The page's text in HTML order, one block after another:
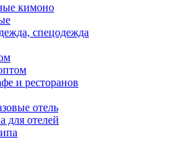
кимоно
спецодежда
и ресторанов
отель
для отелей